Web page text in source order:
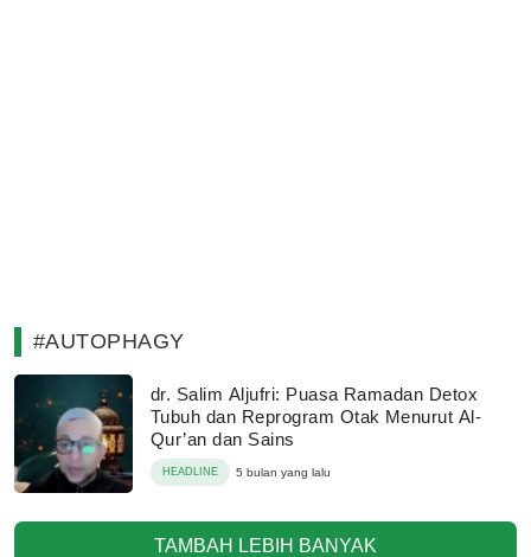
#AUTOPHAGY
dr. Salim Aljufri: Puasa Ramadan Detox
Tubuh dan Reprogram Otak Menurut Al-
Qur’an dan Sains
HEADLINE 5 bulan yang lalu
TAMBAH LEBIH BANYAK